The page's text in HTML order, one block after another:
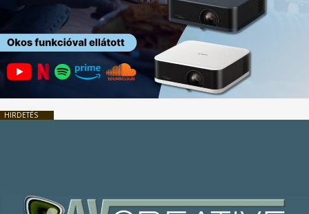
HIRDETÉS